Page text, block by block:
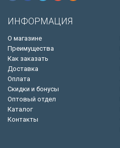
ИНФОРМАЦИЯ
О магазине
Преимущества
Как заказать
Доставка
Оплата
Скидки и бонусы
Оптовый отдел
Каталог
Контакты